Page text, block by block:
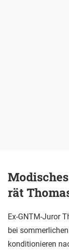
rät
Ex-GNTM-Juror
bei
konditionieren